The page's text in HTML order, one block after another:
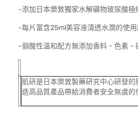
-添加日本樂敦獨家水解礦物玻尿酸
-每片富含25ml美容液清透水潤的使
-弱酸性溫和配方無添加香料、色素、
肌研是日本樂敦製藥研究中心研發
造高品質產品帶給消費者安全無虞的